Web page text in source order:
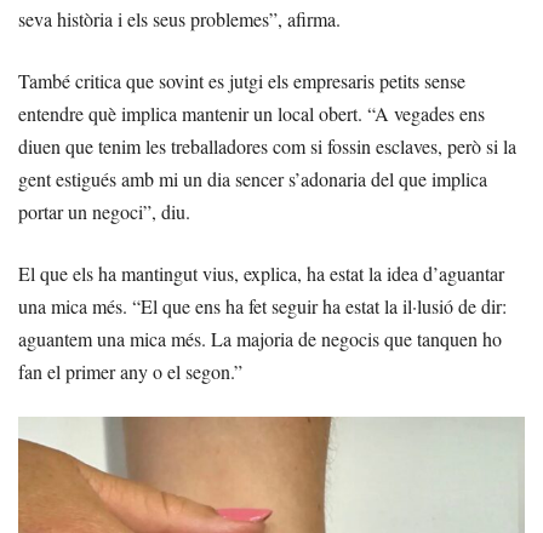
seva història i els seus problemes”, afirma.
També critica que sovint es jutgi els empresaris petits sense
entendre què implica mantenir un local obert. “A vegades ens
diuen que tenim les treballadores com si fossin esclaves, però si la
gent estigués amb mi un dia sencer s’adonaria del que implica
portar un negoci”, diu.
El que els ha mantingut vius, explica, ha estat la idea d’aguantar
una mica més. “El que ens ha fet seguir ha estat la il·lusió de dir:
aguantem una mica més. La majoria de negocis que tanquen ho
fan el primer any o el segon.”